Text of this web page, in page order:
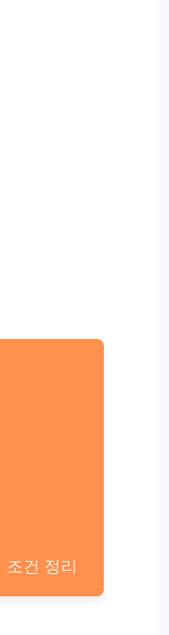
조건 정리